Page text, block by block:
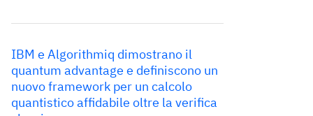
IBM e Algorithmiq dimostrano il
quantum advantage e definiscono un
nuovo framework per un calcolo
quantistico affidabile oltre la verifica